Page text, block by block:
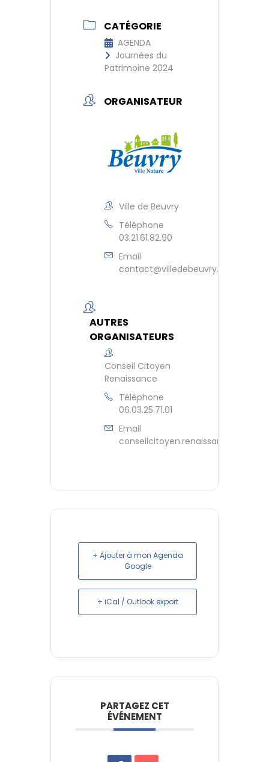
CATÉGORIE
AGENDA
Journées du
Patrimoine 2024
ORGANISATEUR
Ville de Beuvry
Téléphone
03.21.61.82.90
Email
contact@villedebeuvry.fr
AUTRES
ORGANISATEURS
Conseil Citoyen
Renaissance
Téléphone
06.03.25.71.01
Email
+ Ajouter à mon Agenda
Google
+ iCal / Outlook export
PARTAGEZ CET
ÉVÉNEMENT